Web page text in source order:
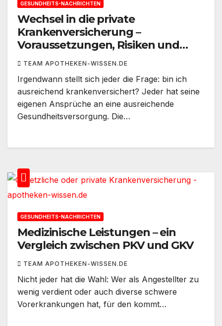
GESUNDHEITS-NACHRICHTEN
Wechsel in die private
Krankenversicherung –
Voraussetzungen, Risiken und
Möglichkeiten
TEAM APOTHEKEN-WISSEN.DE
Irgendwann stellt sich jeder die Frage: bin ich
ausreichend krankenversichert? Jeder hat seine
eigenen Ansprüche an eine ausreichende
Gesundheitsversorgung. Die…
GESUNDHEITS-NACHRICHTEN
Medizinische Leistungen – ein
Vergleich zwischen PKV und GKV
TEAM APOTHEKEN-WISSEN.DE
Nicht jeder hat die Wahl: Wer als Angestellter zu
wenig verdient oder auch diverse schwere
Vorerkrankungen hat, für den kommt…